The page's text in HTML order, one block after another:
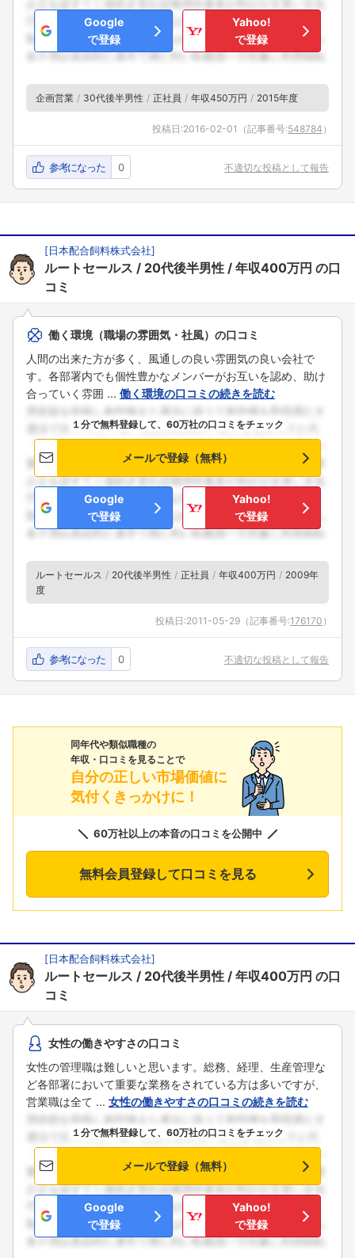
Google
で登録
Yahoo!
で登録
企画営業 30代後半男性 正社員 年収450万円 2015年度
投稿日:2016-02-01 （記事番号:548784 ）
参考になった 0 不適切な投稿として報告
[日本配合飼料株式会社]
ルートセールス 20代後半男性 年収400万円 の口
コミ
働く環境（職場の雰囲気・社風）の口コミ
人間の出来た方が多く、風通しの良い雰囲気の良い会社で
す。各部署内でも個性豊かなメンバーがお互いを認め、助け
合っていく雰囲 ... 働く環境の口コミの続きを読む
１分で無料登録して、60万社の口コミをチェック
メールで登録（無料）
Google
で登録
Yahoo!
で登録
ルートセールス 20代後半男性 正社員 年収400万円
2009年
度
投稿日:2011-05-29 （記事番号:176170 ）
参考になった 0 不適切な投稿として報告
同年代や類似職種の
年収・口コミを見ることで
自分の正しい市場価値に
気付くきっかけに！
60万社以上の本音の口コミを公開中
無料会員登録して口コミを見る
[日本配合飼料株式会社]
ルートセールス 20代後半男性 年収400万円 の口
コミ
女性の働きやすさの口コミ
女性の管理職は難しいと思います。総務、経理、生産管理な
ど各部署において重要な業務をされている方は多いですが、
営業職は全て ... 女性の働きやすさの口コミの続きを読む
１分で無料登録して、60万社の口コミをチェック
メールで登録（無料）
Google
で登録
Yahoo!
で登録